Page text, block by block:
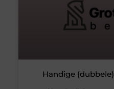
Handige